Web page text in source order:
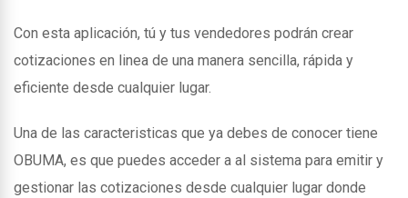
Con esta aplicación, tú y tus vendedores podrán crear
cotizaciones en linea de una manera sencilla, rápida y
eficiente desde cualquier lugar.
Una de las caracteristicas que ya debes de conocer tiene
OBUMA, es que puedes acceder a al sistema para emitir y
gestionar las cotizaciones desde cualquier lugar donde